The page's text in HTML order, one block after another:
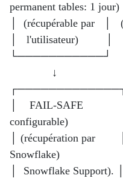
permanent tables: 1 jour)
│ (récupérable par │
│ l'utilisateur) │
└───────────┘
↓
┌─────────────┐
│ FAIL-SAFE │ ←
configurable)
│ (récupération par
Snowflake)
│ Snowflake Support). │